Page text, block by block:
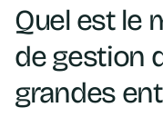
Quel est le
de gestion
grandes